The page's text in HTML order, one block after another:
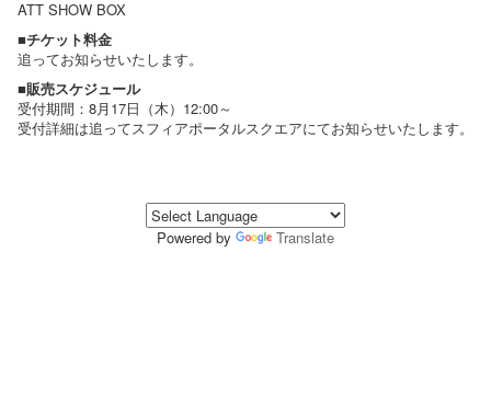
ATT SHOW BOX
■チケット料金
追ってお知らせいたします。
■販売スケジュール
受付期間：8月17日（木）12:00～
受付詳細は追ってスフィアポータルスクエアにてお知らせいたします。
Powered by Translate